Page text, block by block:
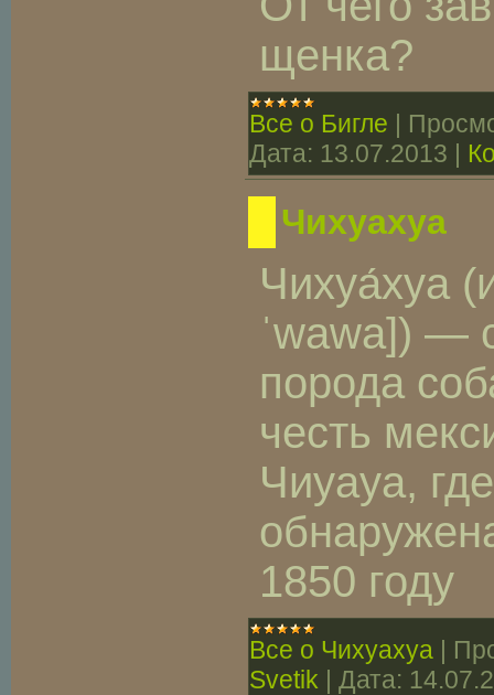
щенка?
Все о Бигле |
Дата: 13.07.2013 |
Чихуахуа
Чихуа́хуа
ˈwawa]) —
порода
честь
Чиуауа,
1850 году
Все о Чихуахуа |
Svetik | Дата: